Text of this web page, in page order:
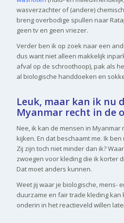
wasverzachter of (andere)
breng overbodige spullen naar
geen tv en geen vriezer.
Verder ben ik op zoek naar een
dus want niet alleen makkelijk
afval op de schroothoop), pak als
al biologische handdoeken en
Leuk, maar kan ik nu
Myanmar recht in de
Nee, ik kan de mensen in Myanmar
kijken. En dat beschaamt me. Ik
Zij zijn toch niet minder dan ik?
zwoegen voor kleding die ik korter
Dat moet anders kunnen.
Weet jij waar je biologische, mens-
duurzame en fair trade kleding kan
onderin in het reactieveld willen